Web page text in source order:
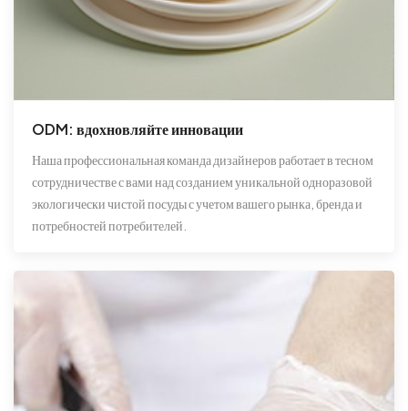
ODM: вдохновляйте инновации
Наша профессиональная команда дизайнеров работает в тесном
сотрудничестве с вами над созданием уникальной одноразовой
экологически чистой посуды с учетом вашего рынка, бренда и
потребностей потребителей.